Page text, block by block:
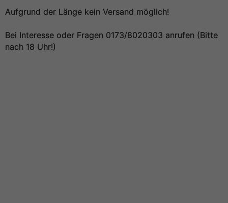
Aufgrund der Länge kein Versand möglich!
Bei Interesse oder Fragen 0173/8020303 anrufen (Bitte
nach 18 Uhr!)